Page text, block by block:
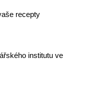
recepty
institutu ve